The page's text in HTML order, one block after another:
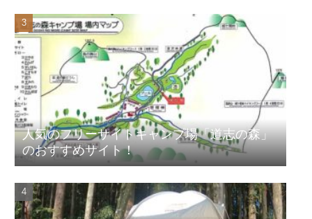
人気のフリーサイトキャンプ場「道志の森」
のおすすめサイト！